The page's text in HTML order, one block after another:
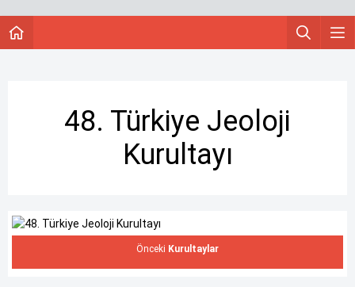
48. Türkiye Jeoloji
Kurultayı
Önceki Kurultaylar